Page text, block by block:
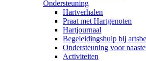
Ondersteuning
Hartverhalen
Praat met Hartgenoten
Hartjournaal
Begeleidingshulp bij
Ondersteuning voor
Activiteiten